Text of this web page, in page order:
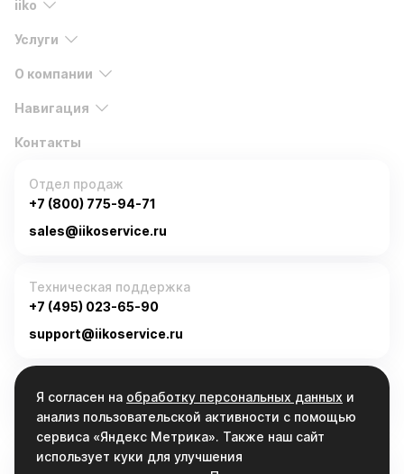
iiko
Услуги
О компании
Навигация
Контакты
Отдел продаж
+7 (800) 775-94-71
sales@iikoservice.ru
Техническая поддержка
+7 (495) 023-65-90
support@iikoservice.ru
График работы
Связаться
Я согласен на обработку персональных данных и
анализ пользовательской активности с помощью
сервиса «Яндекс Метрика». Также наш сайт
использует куки для улучшения